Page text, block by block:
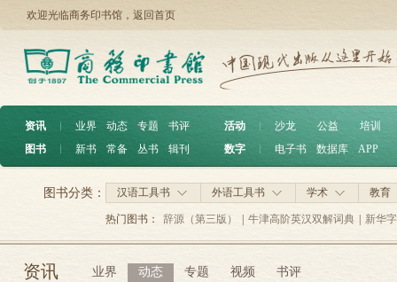
欢迎光临商务印书馆， 返回首页
资讯 ︱ 业界 动态 专题
书评
图书
︱ 新书 常备 丛书 辑刊
活动 沙龙 公益
培训
数字
电子书 数据库 APP
汉语工具书 外语工具书 学术 教育
图书分类：
热门图书： 辞源（第三版） 牛津高阶英汉双解词典 新华
资讯 业界 动态 专题 视频 书评